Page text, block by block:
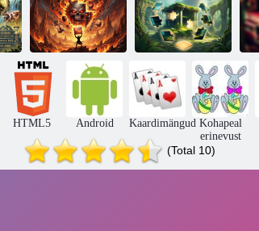
Välismaalaste
fotoplaatide
otsingud
Kim Jong Uni
plaatide pusle
Deemonid Slider
Block Blitz
Mahajäetud
kohad Picture
Tile Quest
HTML5 Android Kaardimängud Kohapeal
erinevust
(Total 10)